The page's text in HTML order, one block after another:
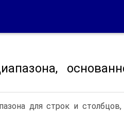
для строк и